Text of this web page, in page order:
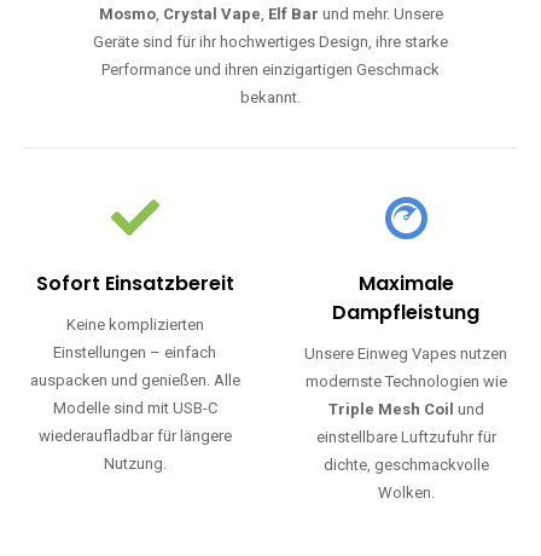
Mosmo, Crystal Vape, Elf Bar und mehr. Unsere
Geräte sind für ihr hochwertiges Design, ihre starke
Performance und ihren einzigartigen Geschmack
bekannt.
Sofort Einsatzbereit
Keine komplizierten
Einstellungen – einfach
auspacken und genießen. Alle
Modelle sind mit USB-C
wiederaufladbar für längere
Nutzung.
Maximale
Dampfleistung
Unsere Einweg Vapes nutzen
modernste Technologien wie
Triple Mesh Coil und
einstellbare Luftzufuhr für
dichte, geschmackvolle
Wolken.